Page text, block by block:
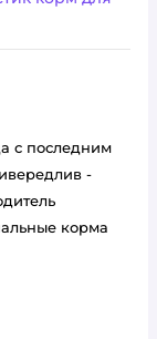
с последним
-
корма